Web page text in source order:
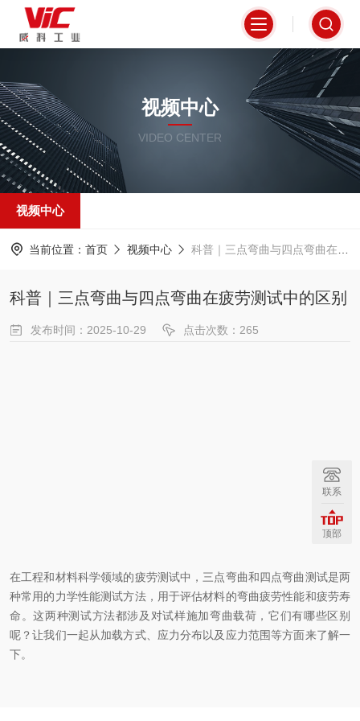
视频中心
VIDEO CENTER
视频中心
当前位置： 首页 视频中心 科普｜三点弯曲与四点弯曲在疲劳测试中的区别
科普｜三点弯曲与四点弯曲在疲劳测试中的区别
发布时间：2025-10-29 点击次数：265
在工程和材料科学领域的疲劳测试中，三点弯曲和四点弯曲测试是两
种常用的力学性能测试方法，用于评估材料的弯曲疲劳性能和疲劳寿
命。这两种测试方法都涉及对试样施加弯曲载荷，它们有哪些区别
呢？让我们一起从加载方式、应力分布以及应力范围等方面来了解一
下。
联系
顶部